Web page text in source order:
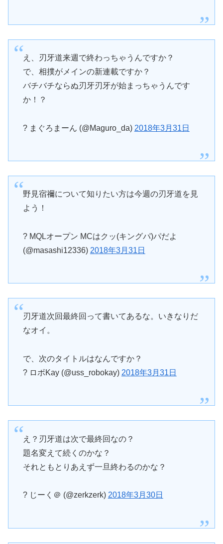
え、刃牙道来週で終わっちゃうんですか？
で、相撲がメインの新連載ですか？
バチバチならぬ刃牙刃牙が始まっちゃうんです
か！？
? まぐろまーん (@Maguro_da) 2018年3月31日
野見宿禰について知りたい方は今週の刃牙道を見
よう！
? MQLオープン MCはクッ(キングパ)パだよ
(@masashi12336) 2018年3月31日
刃牙道次回最終回って書いてあるな。いきなりだ
なオイ。
で、次のタイトルはなんですか？
? ロボKay (@uss_robokay) 2018年3月31日
え？刃牙道は次で最終回なの？
題名変えて続くのかな？
それともとりあえず一旦終わるのかな？
? じーく＠ (@zerkzerk) 2018年3月30日